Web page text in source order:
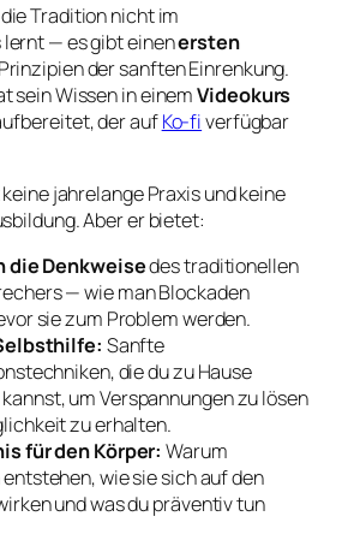
Tradition nicht im
lernt — es gibt einenersten
der sanften Einrenkung.
sein Wissen in einemVideokurs
der aufKo-fiverfügbar
jahrelange Praxis und keine
Aber er bietet:
die Denkweisedes traditionellen
— wie man Blockaden
sie zum Problem werden.
Sanfte
die du zu Hause
um Verspannungen zu lösen
zu erhalten.
für den Körper: Warum
wie sie sich auf den
und was du präventiv tun